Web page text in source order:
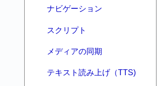
ナビゲーション
スクリプト
メディアの同期
テキスト読み上げ（TTS)